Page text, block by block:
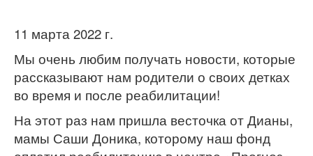
11 марта 2022 г.
Мы очень любим получать новости, которые
рассказывают нам родители о своих детках
во время и после реабилитации!
На этот раз нам пришла весточка от Дианы,
мамы Саши Доника, которому наш фонд